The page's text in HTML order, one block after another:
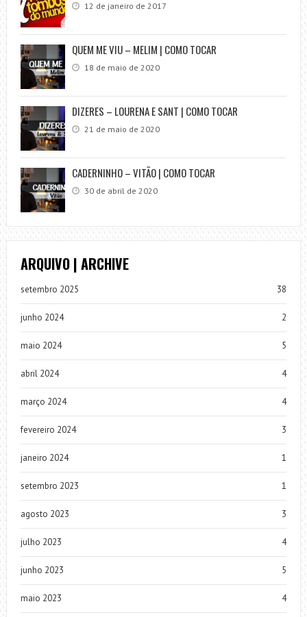
12 de janeiro de 2017
QUEM ME VIU – MELIM | COMO TOCAR
18 de maio de 2020
DIZERES – LOURENA E SANT | COMO TOCAR
21 de maio de 2020
CADERNINHO – VITÃO | COMO TOCAR
30 de abril de 2020
ARQUIVO | ARCHIVE
setembro 2025 38
junho 2024 2
maio 2024 5
abril 2024 4
março 2024 4
fevereiro 2024 3
janeiro 2024 1
setembro 2023 1
agosto 2023 3
julho 2023 4
junho 2023 5
maio 2023 4